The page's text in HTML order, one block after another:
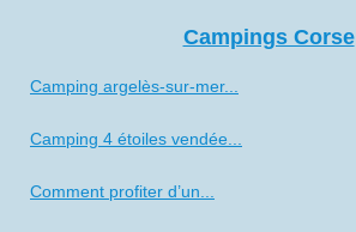
Campings Corse
Camping argelès-sur-mer...
Camping 4 étoiles vendée...
Comment profiter d’un...